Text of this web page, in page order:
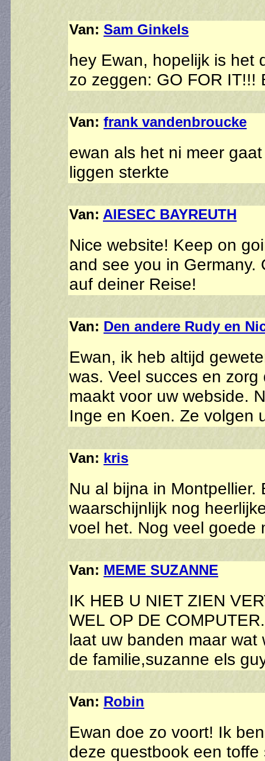
Van: Sam Ginkels
hey Ewan, hopelijk is het
zo zeggen: GO FOR IT!!!
Van: frank vandenbroucke
ewan als het ni meer
liggen sterkte
Van: AIESEC BAYREUTH
Nice website! Keep on
and see you in
auf deiner Reise!
Van: Den andere Rudy en
Ewan, ik heb altijd
was. Veel succes en
maakt voor uw webside.
Inge en Koen. Ze volgen
Van: kris
Nu al bijna in
waarschijnlijk nog
voel het. Nog veel goede
Van: MEME SUZANNE
IK HEB U NIET ZIEN
WEL OP DE
laat uw banden maar
de familie,suzanne els
Van: Robin
Ewan doe zo voort! Ik
deze questbook een